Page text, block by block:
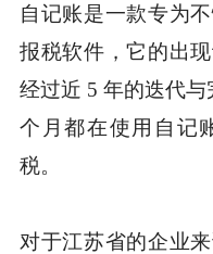
自记账是一款专为
报税软件，它的出
经过近 5 年的迭代
个月都在使用自记
税。
对于江苏省的企业